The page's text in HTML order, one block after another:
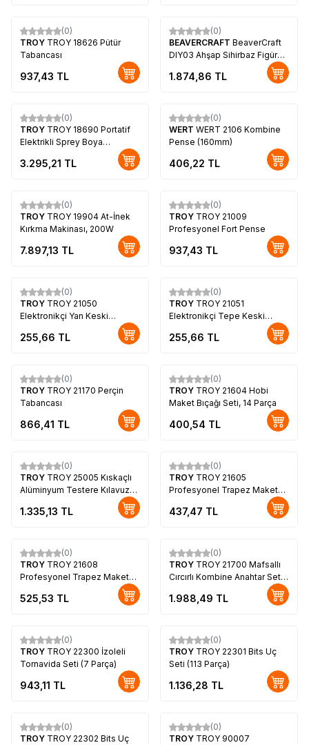
(0)
TROY TROY 18626 Pütür
Tabancası
937,43 TL
(0)
BEAVERCRAFT BeaverCraft
DIY03 Ahşap Sihirbaz Figürü
1.874,86 TL
(0)
TROY TROY 18690 Portatif
Elektrikli Sprey Boya
3.295,21 TL
(0)
WERT WERT 2106 Kombine
Pense (160mm)
406,22 TL
(0)
TROY TROY 19904 At-İnek
Kırkma Makinası, 200W
7.897,13 TL
(0)
TROY TROY 21009
Profesyonel Fort Pense
937,43 TL
(0)
TROY TROY 21050
Elektronikçi Yan Keski
255,66 TL
(0)
TROY TROY 21051
Elektronikçi Tepe Keski
255,66 TL
(0)
TROY TROY 21170 Perçin
Tabancası
866,41 TL
(0)
TROY TROY 21604 Hobi
Maket Bıçağı Seti, 14 Parça
400,54 TL
(0)
TROY TROY 25005 Kıskaçlı
Alüminyum Testere Kılavuzu,
1.335,13 TL
(0)
TROY TROY 21605
Profesyonel Trapez Maket
437,47 TL
(0)
TROY TROY 21608
Profesyonel Trapez Maket
525,53 TL
(0)
TROY TROY 21700 Mafsallı
Cırcırlı Kombine Anahtar Seti,
1.988,49 TL
(0)
TROY TROY 22300 İzoleli
Tornavida Seti (7 Parça)
943,11 TL
(0)
TROY TROY 22301 Bits Uç
Seti (113 Parça)
1.136,28 TL
(0)
TROY TROY 22302 Bits Uç
(0)
TROY TROY 90007